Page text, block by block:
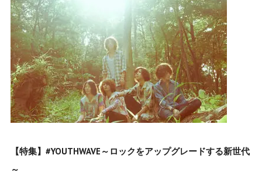
【特集】#YOUTHWAVE～ロックをアップグレードする新世代
～